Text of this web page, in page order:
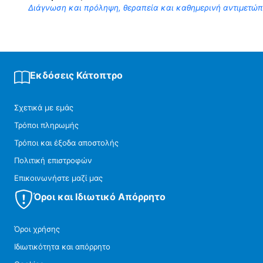
Διάγνωση και πρόληψη, θεραπεία και καθημερινή
Εκδόσεις Κάτοπτρο
Σχετικά με εμάς
Τρόποι πληρωμής
Τρόποι και έξοδα αποστολής
Πολιτική επιστροφών
Επικοινωνήστε μαζί μας
Όροι και Ιδιωτικό Απόρρητο
Όροι χρήσης
Ιδιωτικότητα και απόρρητο